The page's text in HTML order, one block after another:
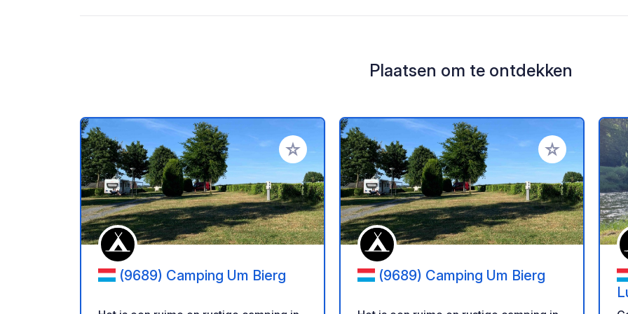
Plaatsen om te ontdekken
Voeg toe aan je favorieten
(9689) Camping Um Bierg
Voeg toe aan je
(9689) Camping Um Bierg